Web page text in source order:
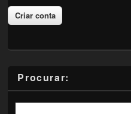
Procurar: